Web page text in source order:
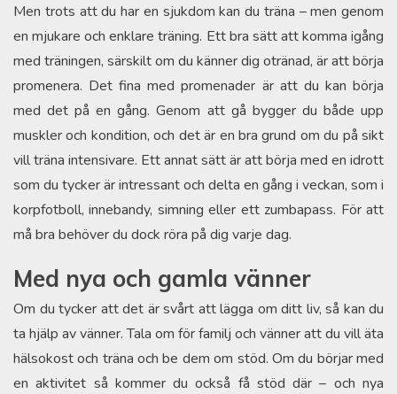
Men trots att du har en sjukdom kan du träna – men genom
en mjukare och enklare träning. Ett bra sätt att komma igång
med träningen, särskilt om du känner dig otränad, är att börja
promenera. Det fina med promenader är att du kan börja
med det på en gång. Genom att gå bygger du både upp
muskler och kondition, och det är en bra grund om du på sikt
vill träna intensivare. Ett annat sätt är att börja med en idrott
som du tycker är intressant och delta en gång i veckan, som i
korpfotboll, innebandy, simning eller ett zumbapass. För att
må bra behöver du dock röra på dig varje dag.
Med nya och gamla vänner
Om du tycker att det är svårt att lägga om ditt liv, så kan du
ta hjälp av vänner. Tala om för familj och vänner att du vill äta
hälsokost och träna och be dem om stöd. Om du börjar med
en aktivitet så kommer du också få stöd där – och nya